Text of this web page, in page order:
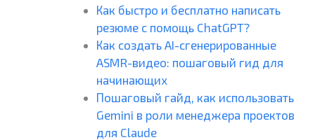
Как быстро и бесплатно написать
резюме с помощь ChatGPT?
Как создать AI-сгенерированные
ASMR-видео: пошаговый гид для
начинающих
Пошаговый гайд, как использовать
Gemini в роли менеджера проектов
для Claude